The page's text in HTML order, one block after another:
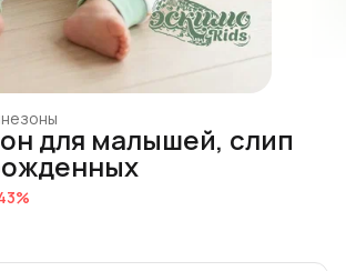
для малышей, слип
%